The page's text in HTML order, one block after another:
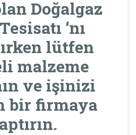
Doğalgaz
‘nı
lütfen
malzeme
ve işinizi
bir firmaya